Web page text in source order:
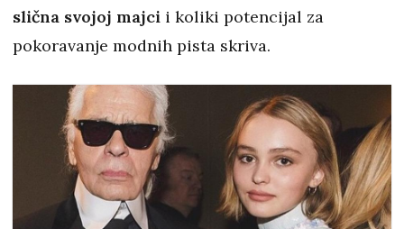
slična svojoj majci i koliki potencijal za
pokoravanje modnih pista skriva.